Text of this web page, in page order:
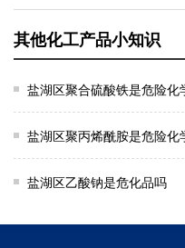
其他化工产品小知识
盐湖区聚合硫酸铁是危险化
盐湖区聚丙烯酰胺是危险化
盐湖区乙酸钠是危化品吗